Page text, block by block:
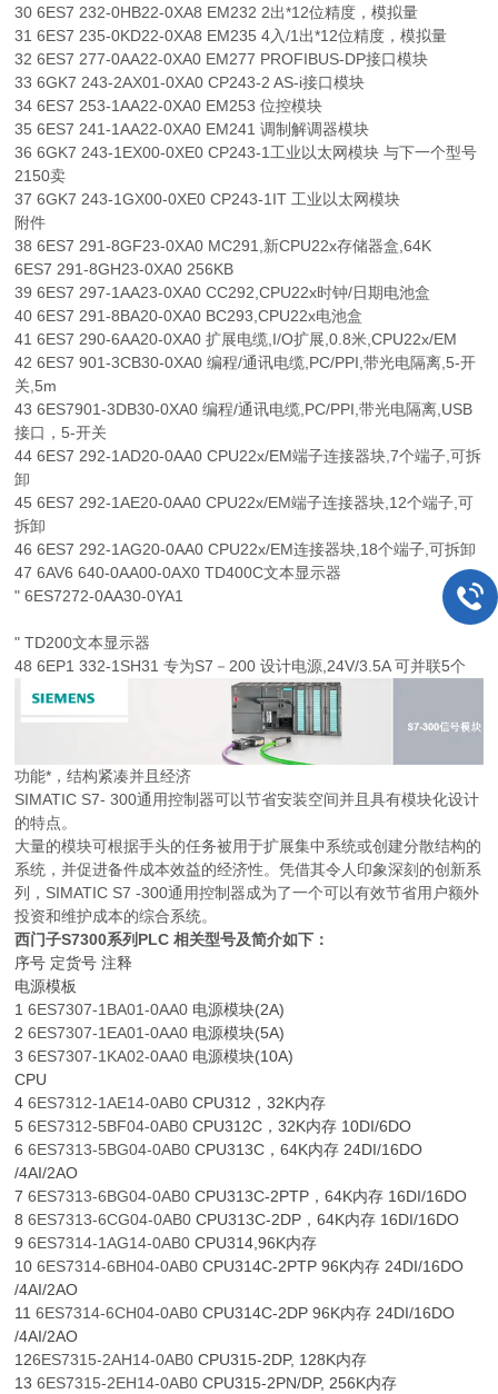
30 6ES7 232-0HB22-0XA8 EM232 2出*12位精度，模拟量
31 6ES7 235-0KD22-0XA8 EM235 4入/1出*12位精度，模拟量
32 6ES7 277-0AA22-0XA0 EM277 PROFIBUS-DP接口模块
33 6GK7 243-2AX01-0XA0 CP243-2 AS-i接口模块
34 6ES7 253-1AA22-0XA0 EM253 位控模块
35 6ES7 241-1AA22-0XA0 EM241 调制解调器模块
36 6GK7 243-1EX00-0XE0 CP243-1工业以太网模块 与下一个型号
2150卖
37 6GK7 243-1GX00-0XE0 CP243-1IT 工业以太网模块
附件
38 6ES7 291-8GF23-0XA0 MC291,新CPU22x存储器盒,64K
6ES7 291-8GH23-0XA0 256KB
39 6ES7 297-1AA23-0XA0 CC292,CPU22x时钟/日期电池盒
40 6ES7 291-8BA20-0XA0 BC293,CPU22x电池盒
41 6ES7 290-6AA20-0XA0 扩展电缆,I/O扩展,0.8米,CPU22x/EM
42 6ES7 901-3CB30-0XA0 编程/通讯电缆,PC/PPI,带光电隔离,5-开
关,5m
43 6ES7901-3DB30-0XA0 编程/通讯电缆,PC/PPI,带光电隔离,USB
接口，5-开关
44 6ES7 292-1AD20-0AA0 CPU22x/EM端子连接器块,7个端子,可拆
卸
45 6ES7 292-1AE20-0AA0 CPU22x/EM端子连接器块,12个端子,可
拆卸
46 6ES7 292-1AG20-0AA0 CPU22x/EM连接器块,18个端子,可拆卸
47 6AV6 640-0AA00-0AX0 TD400C文本显示器
" 6ES7272-0AA30-0YA1
" TD200文本显示器
48 6EP1 332-1SH31 专为S7－200 设计电源,24V/3.5A 可并联5个
功能*，结构紧凑并且经济
SIMATIC S7- 300通用控制器可以节省安装空间并且具有模块化设计
的特点。
大量的模块可根据手头的任务被用于扩展集中系统或创建分散结构的
系统，并促进备件成本效益的经济性。凭借其令人印象深刻的创新系
列，SIMATIC S7 -300通用控制器成为了一个可以有效节省用户额外
投资和维护成本的综合系统。
西门子S7300系列PLC 相关型号及简介如下：
序号 定货号 注释
电源模板
16ES7307-1BA01-0AA0 电源模块(2A)
26ES7307-1EA01-0AA0 电源模块(5A)
36ES7307-1KA02-0AA0 电源模块(10A)
CPU
46ES7312-1AE14-0AB0 CPU312，32K内存
56ES7312-5BF04-0AB0 CPU312C，32K内存 10DI/6DO
66ES7313-5BG04-0AB0 CPU313C，64K内存 24DI/16DO
/4AI/2AO
76ES7313-6BG04-0AB0 CPU313C-2PTP，64K内存 16DI/16DO
86ES7313-6CG04-0AB0 CPU313C-2DP，64K内存 16DI/16DO
96ES7314-1AG14-0AB0 CPU314,96K内存
106ES7314-6BH04-0AB0 CPU314C-2PTP 96K内存 24DI/16DO
/4AI/2AO
116ES7314-6CH04-0AB0 CPU314C-2DP 96K内存 24DI/16DO
/4AI/2AO
126ES7315-2AH14-0AB0 CPU315-2DP, 128K内存
136ES7315-2EH14-0AB0 CPU315-2PN/DP, 256K内存